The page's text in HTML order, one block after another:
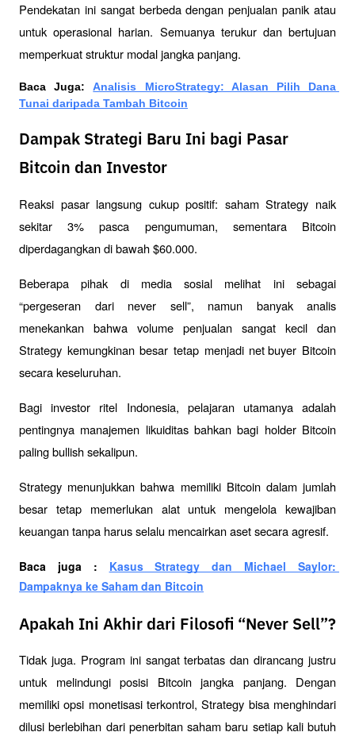
Pendekatan ini sangat berbeda dengan penjualan panik atau
untuk operasional harian. Semuanya terukur dan bertujuan
memperkuat struktur modal jangka panjang.
Baca Juga: Analisis MicroStrategy: Alasan Pilih Dana
Tunai daripada Tambah Bitcoin
Dampak Strategi Baru Ini bagi Pasar
Bitcoin dan Investor
Reaksi pasar langsung cukup positif: saham Strategy naik
sekitar 3% pasca pengumuman, sementara Bitcoin
diperdagangkan di bawah $60.000.
Beberapa pihak di media sosial melihat ini sebagai
“pergeseran dari never sell”, namun banyak analis
menekankan bahwa volume penjualan sangat kecil dan
Strategy kemungkinan besar tetap menjadi net buyer Bitcoin
secara keseluruhan.
Bagi investor ritel Indonesia, pelajaran utamanya adalah
pentingnya manajemen likuiditas bahkan bagi holder Bitcoin
paling bullish sekalipun.
Strategy menunjukkan bahwa memiliki Bitcoin dalam jumlah
besar tetap memerlukan alat untuk mengelola kewajiban
keuangan tanpa harus selalu mencairkan aset secara agresif.
Baca juga : Kasus Strategy dan Michael Saylor:
Dampaknya ke Saham dan Bitcoin
Apakah Ini Akhir dari Filosofi “Never Sell”?
Tidak juga. Program ini sangat terbatas dan dirancang justru
untuk melindungi posisi Bitcoin jangka panjang. Dengan
memiliki opsi monetisasi terkontrol, Strategy bisa menghindari
dilusi berlebihan dari penerbitan saham baru setiap kali butuh